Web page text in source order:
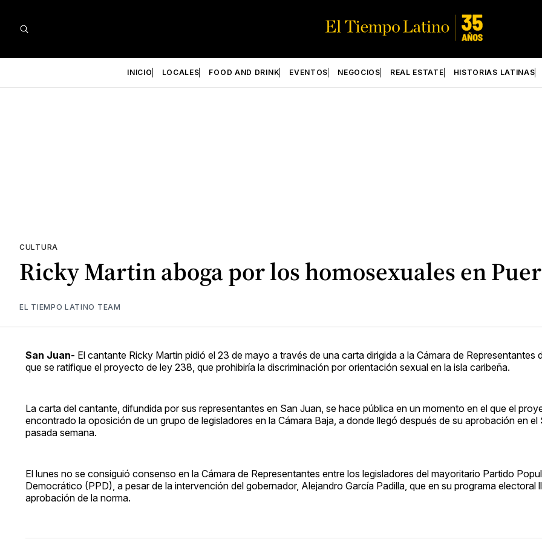
INICIO LOCALES FOOD AND DRINK EVENTOS NEGOCIOS REAL ESTATE HISTORIAS LATINAS
CULTURA
Ricky Martin aboga por los homosexuales en
EL TIEMPO LATINO TEAM
San Juan- El cantante Ricky Martin pidió el 23 de mayo a través de una carta dirigida a la Cámara de Representantes
que se ratifique el proyecto de ley 238, que prohibiría la discriminación por orientación sexual en la isla caribeña.
La carta del cantante, difundida por sus representantes en San Juan, se hace pública en un momento en el que el
encontrado la oposición de un grupo de legisladores en la Cámara Baja, a donde llegó después de su aprobación en el
pasada semana.
El lunes no se consiguió consenso en la Cámara de Representantes entre los legisladores del mayoritario Partido
Democrático (PPD), a pesar de la intervención del gobernador, Alejandro García Padilla, que en su programa electoral
aprobación de la norma.